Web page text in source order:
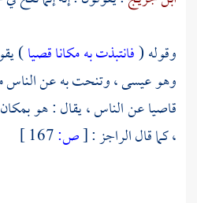
وقوله (فانتبذت به مكانا قصيا)
وهوعيسى ،وتنحت به عن الناس
قاصيا عن الناس ، يقال : هو
، كما قال الراجز :[ص: